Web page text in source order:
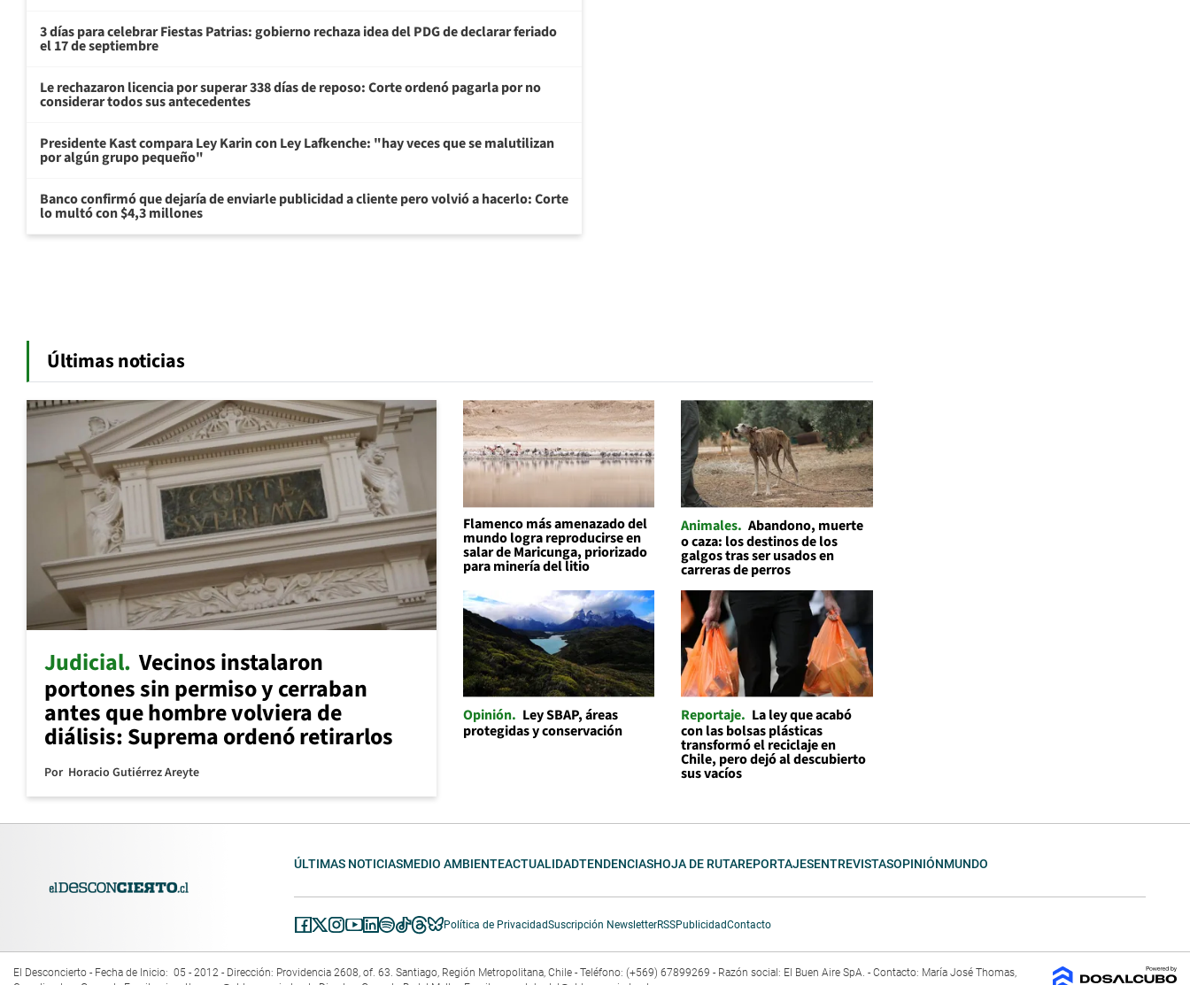
3 días para celebrar Fiestas Patrias: gobierno rechaza idea del PDG de declarar feriado
el 17 de septiembre
Le rechazaron licencia por superar 338 días de reposo: Corte ordenó pagarla por no
considerar todos sus antecedentes
Presidente Kast compara Ley Karin con Ley Lafkenche: "hay veces que se malutilizan
por algún grupo pequeño"
Banco confirmó que dejaría de enviarle publicidad a cliente pero volvió a hacerlo: Corte
lo multó con $4,3 millones
Últimas noticias
Judicial Vecinos instalaron
portones sin permiso y cerraban
antes que hombre volviera de
diálisis: Suprema ordenó retirarlos
Por Horacio Gutiérrez Areyte
Flamenco más amenazado del
mundo logra reproducirse en
salar de Maricunga, priorizado
para minería del litio
Animales Abandono, muerte
o caza: los destinos de los
galgos tras ser usados en
carreras de perros
Opinión
Ley SBAP, áreas
protegidas y conservación
Reportaje La ley que acabó
con las bolsas plásticas
transformó el reciclaje en
Chile, pero dejó al descubierto
sus vacíos
ÚLTIMAS NOTICIASMEDIO AMBIENTEACTUALIDADTENDENCIASHOJA DE RUTAREPORTAJESENTREVISTASOPINIÓNMUNDO
Política de PrivacidadSuscripción NewsletterRSSPublicidadContacto
El Desconcierto - Fecha de Inicio: 05 - 2012 - Dirección: Providencia 2608, of. 63. Santiago, Región Metropolitana, Chile - Teléfono: (+569) 67899269 - Razón social: El Buen Aire SpA. - Contacto: María José Thomas,